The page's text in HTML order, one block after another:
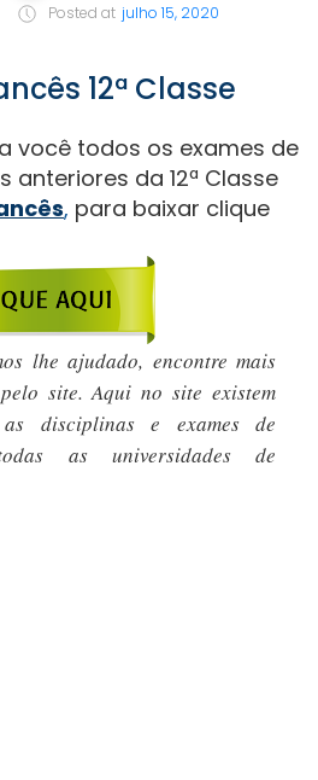
Posted at julho 15, 2020
12ª Classe
você todos os exames de
anteriores da 12ª Classe
, para baixar clique
lhe ajudado, encontre mais
site. Aqui no site existem
disciplinas e exames de
as universidades de